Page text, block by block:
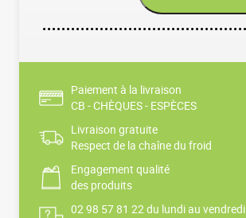
Paiement à la livraison
CB - CHÈQUES - ESPÈCES
Livraison gratuite
Respect de la chaîne du froid
Engagement qualité
des produits
02 98 57 81 22 du lundi au vendredi